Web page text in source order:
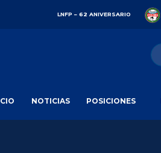
LNFP – 62 ANIVERSARIO
NOTICIAS POSICIONES